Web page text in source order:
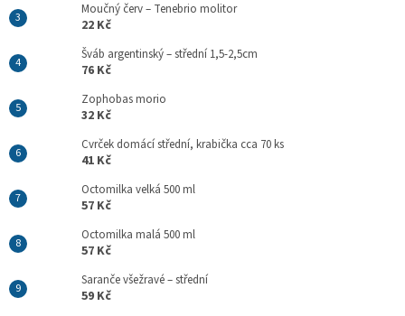
Moučný červ – Tenebrio molitor
22 Kč
Šváb argentinský – střední 1,5-2,5cm
76 Kč
Zophobas morio
32 Kč
Cvrček domácí střední, krabička cca 70 ks
41 Kč
Octomilka velká 500 ml
57 Kč
Octomilka malá 500 ml
57 Kč
Saranče všežravé – střední
59 Kč